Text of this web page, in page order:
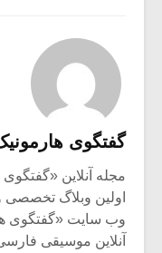
گفتگوی
اولین وبلاگ
وب سایت «گفتگوی
آنلاین موسیقی